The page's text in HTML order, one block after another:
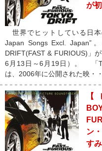
が
世界でヒットしている日本
Japan Songs Excl. Japan”
DRIFT(FAST & FURIOUS)」
6月13日～6月19日）。 「
は、2006年に公開された映・
ン
す